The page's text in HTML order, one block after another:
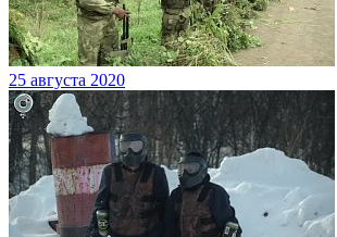
25 августа 2020